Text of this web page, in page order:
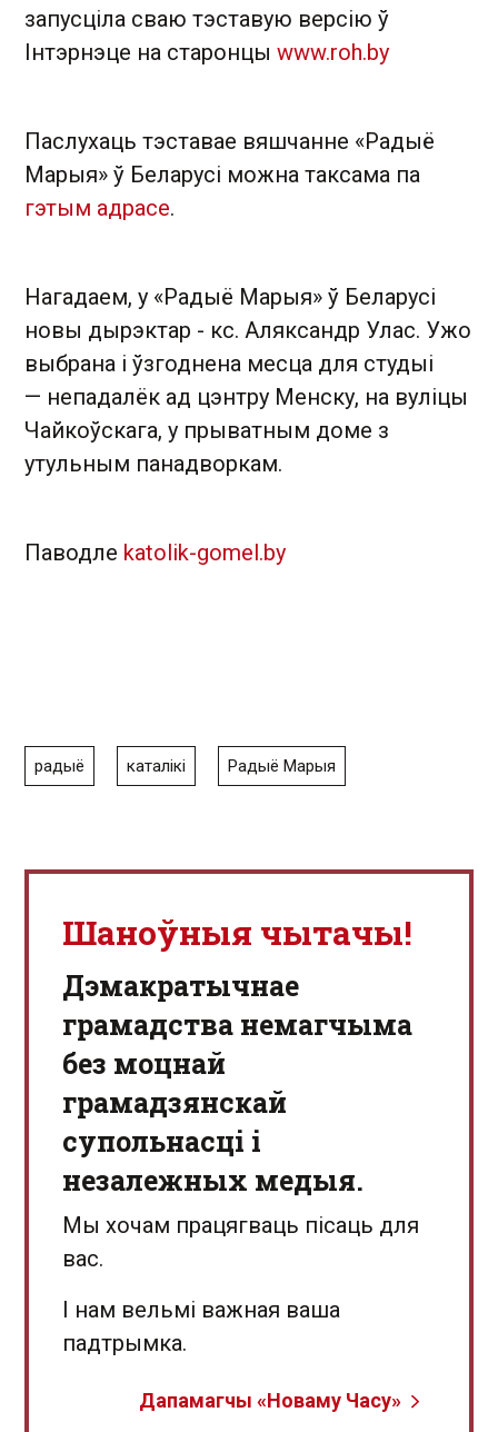
запусціла сваю тэставую версію ў
Інтэрнэце на старонцы www.roh.by
Паслухаць тэставае вяшчанне «Радыё
Марыя» ў Беларусі можна таксама па
гэтым адрасе.
Нагадаем, у «Радыё Марыя» ў Беларусі
новы дырэктар - кс. Аляксандр Улас. Ужо
выбрана і ўзгоднена месца для студыі
— непадалёк ад цэнтру Менску, на вуліцы
Чайкоўскага, у прыватным доме з
утульным панадворкам.
Паводле katolik-gomel.by
радыё каталікі Радыё Марыя
Шаноўныя чытачы!
Дэмакратычнае
грамадства немагчыма
без моцнай
грамадзянскай
супольнасці і
незалежных медыя.
Мы хочам працягваць пісаць для
вас.
І нам вельмі важная ваша
падтрымка.
Дапамагчы «Новаму Часу»